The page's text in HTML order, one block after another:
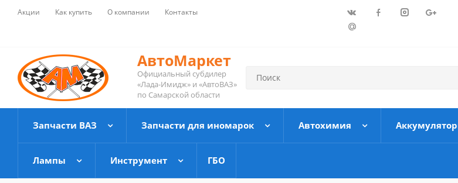
Акции Как купить О компании Контакты
АвтоМаркет
Официальный субдилер
«Лада-Имидж» и «АвтоВАЗ»
по Самарской области
Запчасти ВАЗ Запчасти для иномарок Автохимия
Лампы Инструмент ГБО